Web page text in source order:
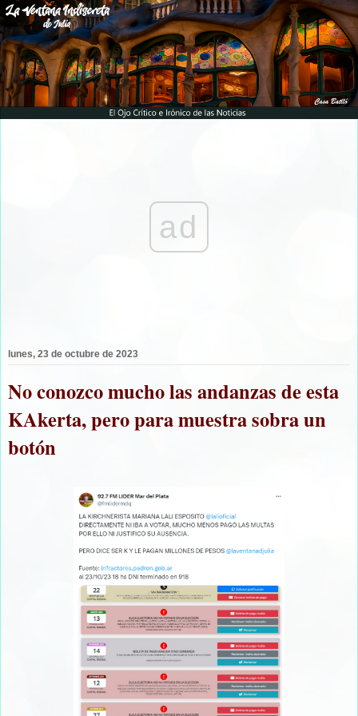
ad
lunes, 23 de octubre de 2023
No conozco mucho las andanzas de esta
KAkerta, pero para muestra sobra un
botón